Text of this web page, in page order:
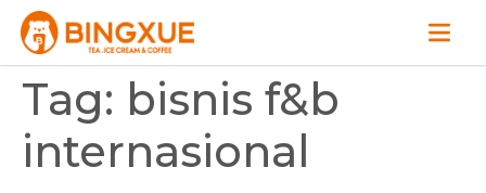
Tag: bisnis f&b
internasional